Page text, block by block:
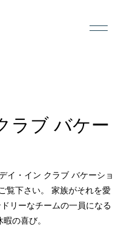
ラブ バケー
イ・イン クラブ バケーショ
覧下さい。 家族がそれを愛
リーなチームの一員になる
の喜び。